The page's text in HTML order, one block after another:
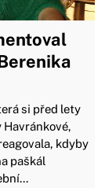
si před lety
kdyby
paškál